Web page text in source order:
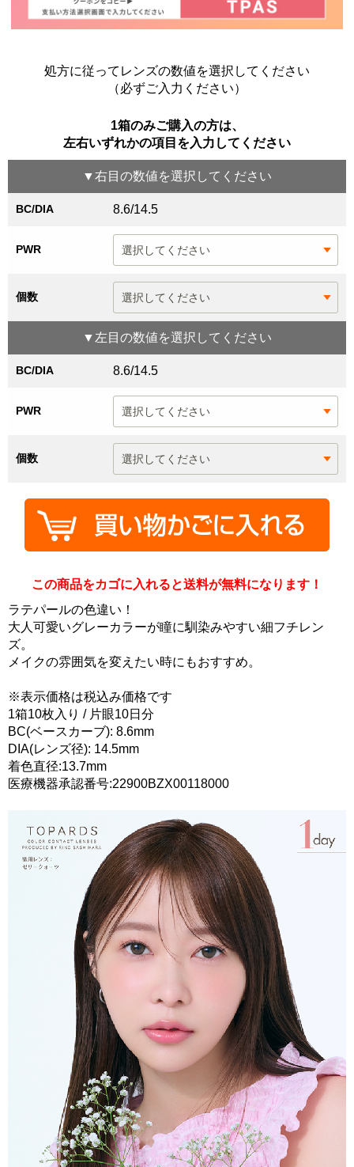
処方に従ってレンズの数値を選択してください
（必ずご入力ください）
1箱のみご購入の方は、
左右いずれかの項目を入力してください
▼右目 の数値を選択してください
BC/DIA 8.6/14.5
PWR
個数
▼左目 の数値を選択してください
BC/DIA 8.6/14.5
PWR
個数
この商品をカゴに入れると送料が無料になります！
ラテパールの色違い！
大人可愛いグレーカラーが瞳に馴染みやすい細フチレン
ズ。
メイクの雰囲気を変えたい時にもおすすめ。
※表示価格は税込み価格です
1箱10枚入り / 片眼10日分
BC(ベースカーブ): 8.6mm
DIA(レンズ径): 14.5mm
着色直径:13.7mm
医療機器承認番号:22900BZX00118000